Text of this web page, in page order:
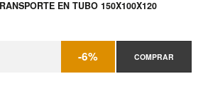
EN TUBO 150X100X120
-6% COMPRAR